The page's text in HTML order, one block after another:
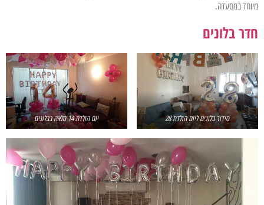
מיוחד במסעדה.
חדר בלונים
סידור בלונים ליום הולדת 28 יום הולדת 14 מלאה בבלונים